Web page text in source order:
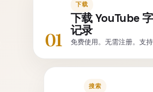
01
下载
下载 YouTube
记录
免费使用。无需注册。支持
搜索